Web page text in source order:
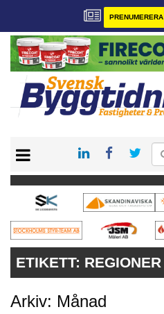
PRENUMERERA
PRENUMERERA
VÅRA ANDRA MAGASIN
ANNONSERA
KONTAKT
ETIKETT: REGIONER
Arkiv: Månad